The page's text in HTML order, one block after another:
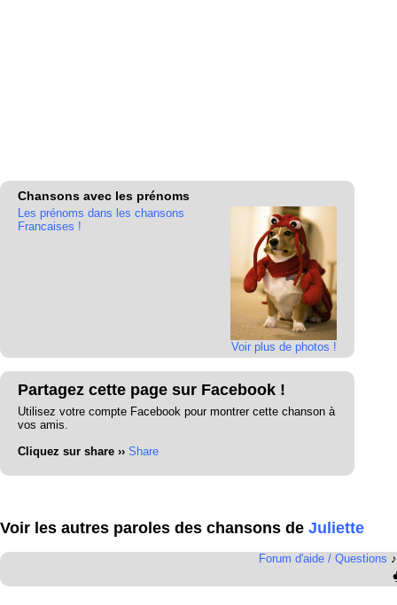
Chansons avec les prénoms
Voir plus de photos !
Les prénoms dans les chansons
Francaises !
Partagez cette page sur Facebook !
Utilisez votre compte Facebook pour montrer cette chanson à
vos amis.
Cliquez sur share ›› Share
Voir les autres paroles des chansons de Juliette
Forum d'aide / Questions